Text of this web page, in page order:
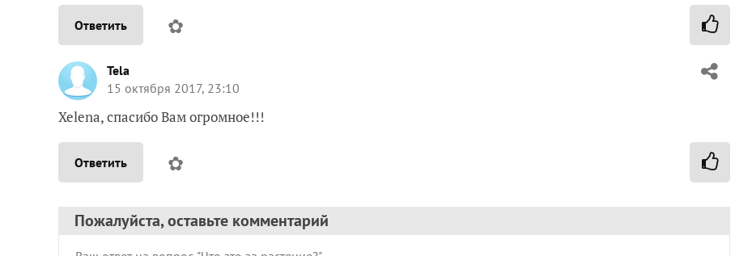
Ответить ✿
Tela
15 октября 2017, 23:10
Xelena, спасибо Вам огромное!!!
Ответить ✿
Пожалуйста, оставьте комментарий